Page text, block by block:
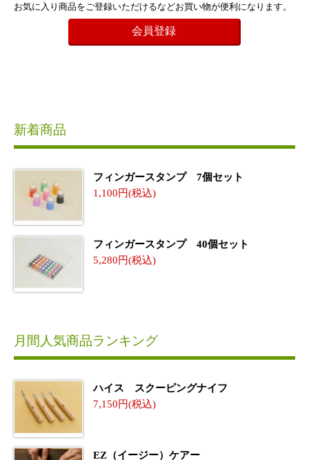
お気に入り商品をご登録いただけるなどお買い物が便利になります。
会員登録
新着商品
フィンガースタンプ 7個セット
1,100
フィンガースタンプ 40個セット
5,280
月間人気商品ランキング
ハイス スクーピングナイフ
7,150
EZ（イージー）ケアー